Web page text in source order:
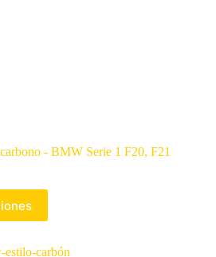
- BMW Serie 1 F20, F21